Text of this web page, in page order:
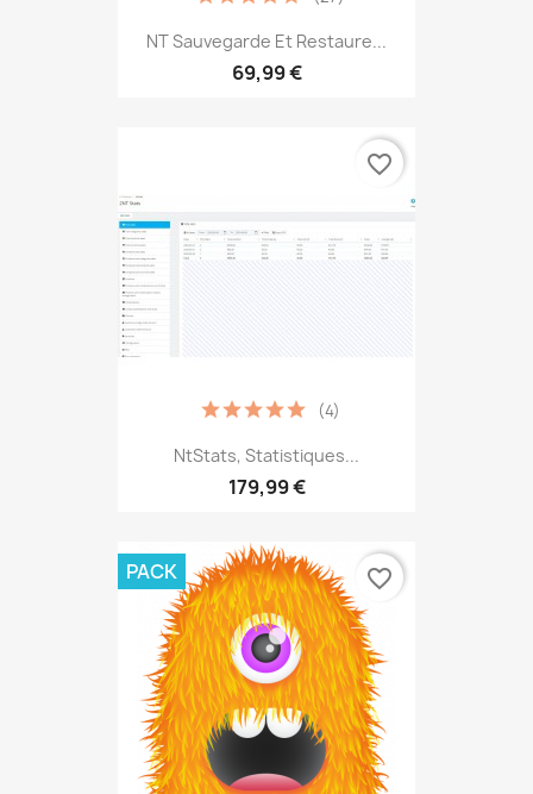
NT Sauvegarde Et Restaure...
69,99 €
NtStats, Statistiques...
179,99 €
(4)
favorite_border
PACK favorite_border